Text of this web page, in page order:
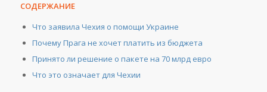
СОДЕРЖАНИЕ
Что заявила Чехия о помощи Украине
Почему Прага не хочет платить из бюджета
Принято ли решение о пакете на 70 млрд евро
Что это означает для Чехии